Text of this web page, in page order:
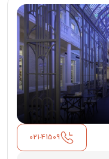
021-41509